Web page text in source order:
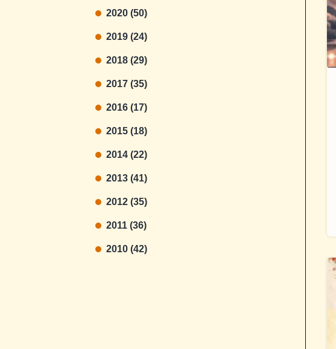
2020 (50)
2019 (24)
2018 (29)
2017 (35)
2016 (17)
2015 (18)
2014 (22)
2013 (41)
2012 (35)
2011 (36)
2010 (42)